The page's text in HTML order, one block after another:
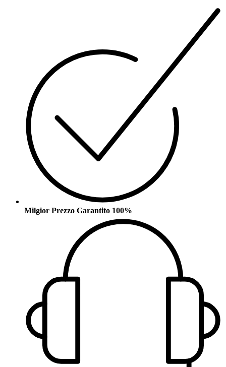
Milgior Prezzo Garantito 100%